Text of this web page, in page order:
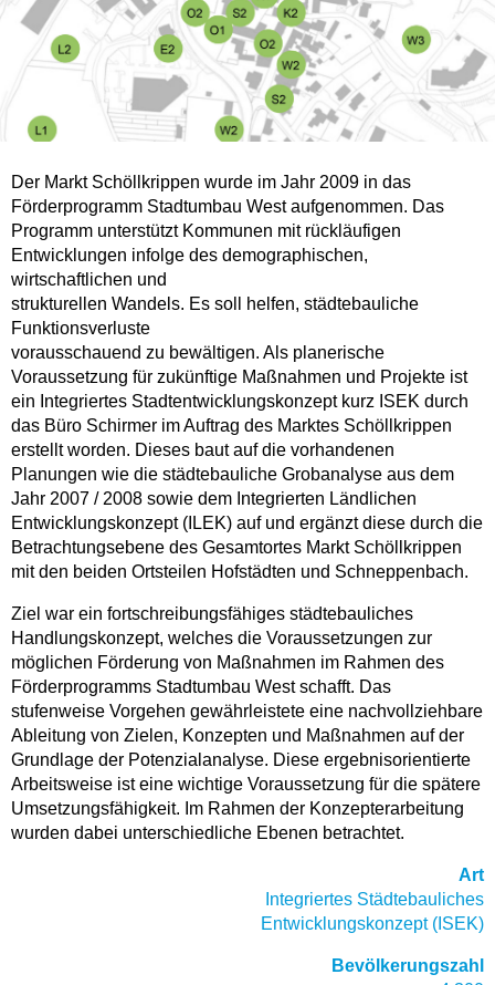
Der Markt Schöllkrippen wurde im Jahr 2009 in das
Förderprogramm Stadtumbau West aufgenommen. Das
Programm unterstützt Kommunen mit rückläufigen
Entwicklungen infolge des demographischen,
wirtschaftlichen und
strukturellen Wandels. Es soll helfen, städtebauliche
Funktionsverluste
vorausschauend zu bewältigen. Als planerische
Voraussetzung für zukünftige Maßnahmen und Projekte ist
ein Integriertes Stadtentwicklungskonzept kurz ISEK durch
das Büro Schirmer im Auftrag des Marktes Schöllkrippen
erstellt worden. Dieses baut auf die vorhandenen
Planungen wie die städtebauliche Grobanalyse aus dem
Jahr 2007 / 2008 sowie dem Integrierten Ländlichen
Entwicklungskonzept (ILEK) auf und ergänzt diese durch die
Betrachtungsebene des Gesamtortes Markt Schöllkrippen
mit den beiden Ortsteilen Hofstädten und Schneppenbach.
Ziel war ein fortschreibungsfähiges städtebauliches
Handlungskonzept, welches die Voraussetzungen zur
möglichen Förderung von Maßnahmen im Rahmen des
Förderprogramms Stadtumbau West schafft. Das
stufenweise Vorgehen gewährleistete eine nachvollziehbare
Ableitung von Zielen, Konzepten und Maßnahmen auf der
Grundlage der Potenzialanalyse. Diese ergebnisorientierte
Arbeitsweise ist eine wichtige Voraussetzung für die spätere
Umsetzungsfähigkeit. Im Rahmen der Konzepterarbeitung
wurden dabei unterschiedliche Ebenen betrachtet.
Art
Integriertes Städtebauliches
Entwicklungskonzept (ISEK)
Bevölkerungszahl